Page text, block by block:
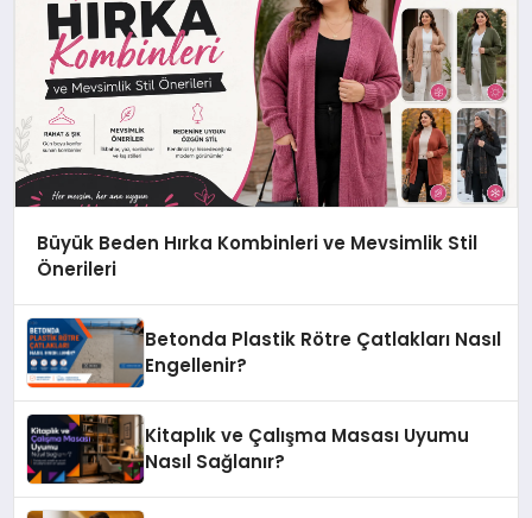
Büyük Beden Hırka Kombinleri ve Mevsimlik Stil
Önerileri
Betonda Plastik Rötre Çatlakları Nasıl
Engellenir?
Kitaplık ve Çalışma Masası Uyumu
Nasıl Sağlanır?